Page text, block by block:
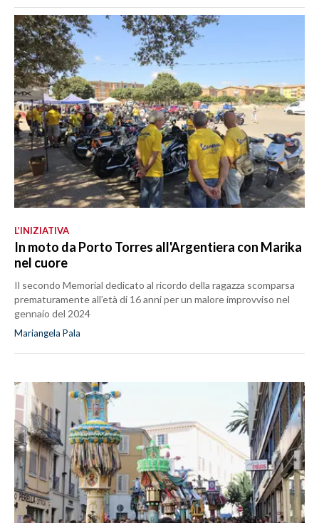
L’INIZIATIVA
In moto da Porto Torres all'Argentiera con Marika
nel cuore
Il secondo Memorial dedicato al ricordo della ragazza scomparsa
prematuramente all’età di 16 anni per un malore improvviso nel
gennaio del 2024
Mariangela Pala